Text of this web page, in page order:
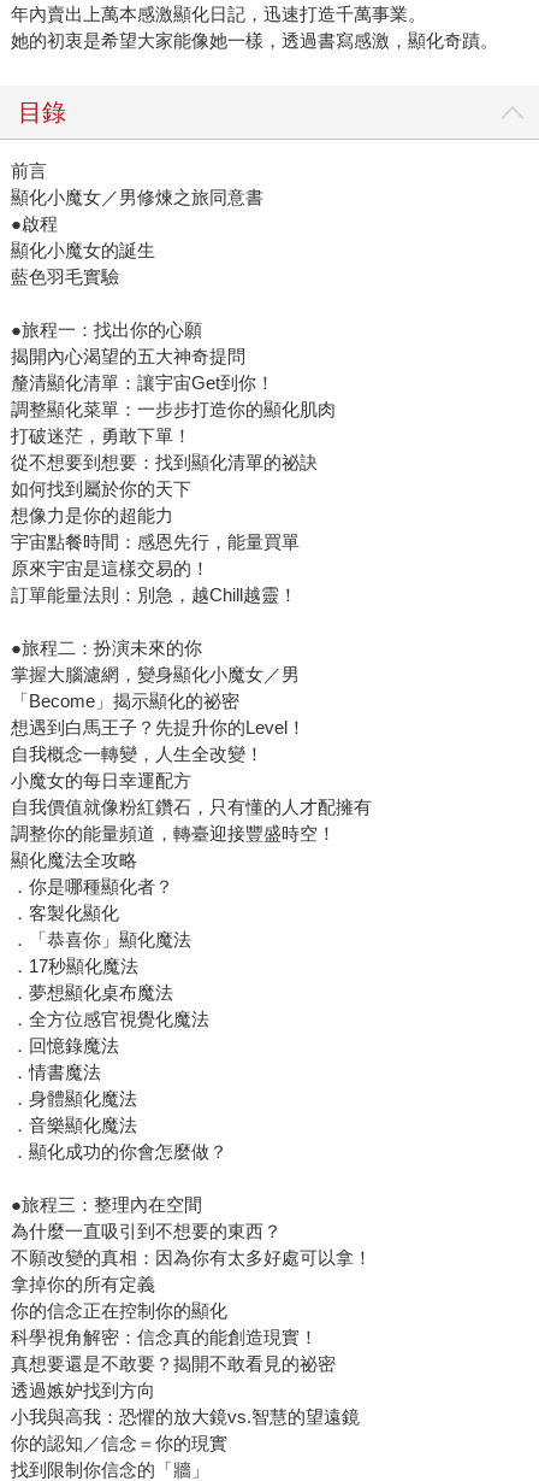
年內賣出上萬本感激顯化日記，迅速打造千萬事業。
她的初衷是希望大家能像她一樣，透過書寫感激，顯化奇蹟。
目錄
前言
顯化小魔女／男修煉之旅同意書
●啟程
顯化小魔女的誕生
藍色羽毛實驗
●旅程一：找出你的心願
揭開內心渴望的五大神奇提問
釐清顯化清單：讓宇宙Get到你！
調整顯化菜單：一步步打造你的顯化肌肉
打破迷茫，勇敢下單！
從不想要到想要：找到顯化清單的祕訣
如何找到屬於你的天下
想像力是你的超能力
宇宙點餐時間：感恩先行，能量買單
原來宇宙是這樣交易的！
訂單能量法則：別急，越Chill越靈！
●旅程二：扮演未來的你
掌握大腦濾網，變身顯化小魔女／男
「Become」揭示顯化的祕密
想遇到白馬王子？先提升你的Level！
自我概念一轉變，人生全改變！
小魔女的每日幸運配方
自我價值就像粉紅鑽石，只有懂的人才配擁有
調整你的能量頻道，轉臺迎接豐盛時空！
顯化魔法全攻略
．你是哪種顯化者？
．客製化顯化
．「恭喜你」顯化魔法
．17秒顯化魔法
．夢想顯化桌布魔法
．全方位感官視覺化魔法
．回憶錄魔法
．情書魔法
．身體顯化魔法
．音樂顯化魔法
．顯化成功的你會怎麼做？
●旅程三：整理內在空間
為什麼一直吸引到不想要的東西？
不願改變的真相：因為你有太多好處可以拿！
拿掉你的所有定義
你的信念正在控制你的顯化
科學視角解密：信念真的能創造現實！
真想要還是不敢要？揭開不敢看見的祕密
透過嫉妒找到方向
小我與高我：恐懼的放大鏡vs.智慧的望遠鏡
你的認知／信念＝你的現實
找到限制你信念的「牆」